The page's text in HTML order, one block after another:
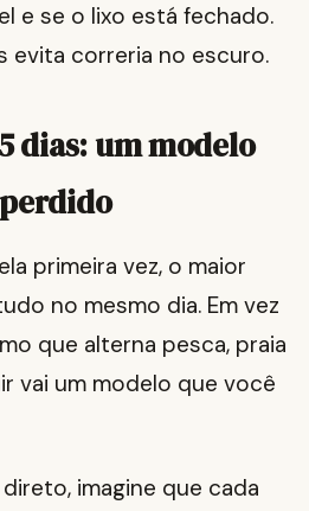
e se o lixo está fechado.
evita correria no escuro.
dias: um modelo
primeira vez, o maior
no mesmo dia. Em vez
que alterna pesca, praia
vai um modelo que você
imagine que cada